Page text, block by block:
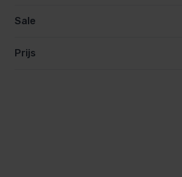
Zwembad afdekking
Sale
Prijs